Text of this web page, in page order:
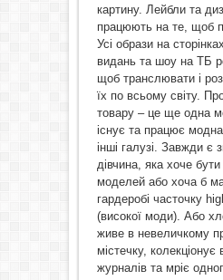
картину. Лейбли та
працюють на те, щоб
Усі образи на
видань та шоу на ТБ
щоб транслювати і
їх по всьому світу.
товару – це ще одна
існує та працює модна
інші галузі. Завжди є
дівчина, яка хоче бути
моделей або хоча б
гардеробі часточку
(високої моди). Або
живе в невеличкому
містечку, колекціонує
журналів та мріє